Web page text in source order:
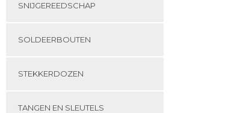
SNIJGEREEDSCHAP
SOLDEERBOUTEN
STEKKERDOZEN
TANGEN EN SLEUTELS